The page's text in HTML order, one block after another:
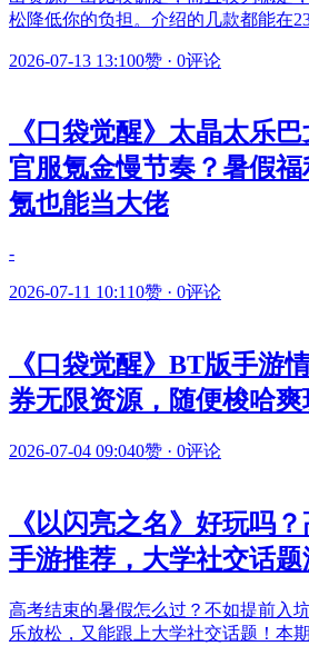
松降低你的负担。介绍的几款都能在
2026-07-13 13:100赞 · 0评论
《口袋觉醒》太晶太乐
官服氪金慢节奏？暑假
氪也能当大佬
-
2026-07-11 10:110赞 · 0评论
《口袋觉醒》BT版手游
券无限资源，随便梭哈爽
2026-07-04 09:040赞 · 0评论
《以闪亮之名》好玩吗
手游推荐，大学社交话
高考结束的暑假怎么过？不如提前入
乐放松，又能跟上大学社交话题！本